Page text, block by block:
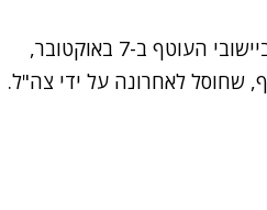
סינוואר, שמכונה אבו אבראהים, היה ממובילי הטבח הרצחני ביישובי העוטף ב-7 באוקטובר,
שחוסל לאחרונה על ידי צה"ל.